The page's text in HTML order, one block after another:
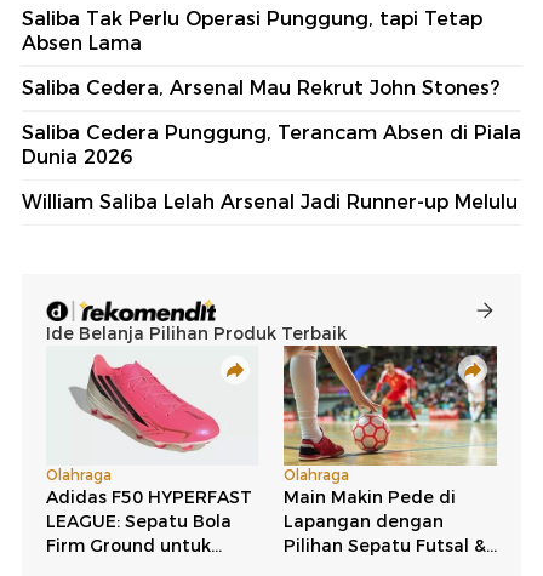
Saliba Tak Perlu Operasi Punggung, tapi Tetap
Absen Lama
Saliba Cedera, Arsenal Mau Rekrut John Stones?
Saliba Cedera Punggung, Terancam Absen di Piala
Dunia 2026
William Saliba Lelah Arsenal Jadi Runner-up Melulu